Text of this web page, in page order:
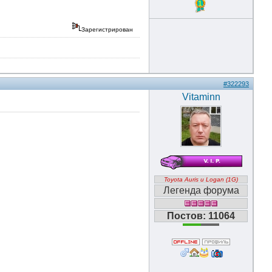
1
Зарегистрирован
#322293
Vitaminn
Toyota Auris и Logan (1G)
Легенда форума
Постов: 11064